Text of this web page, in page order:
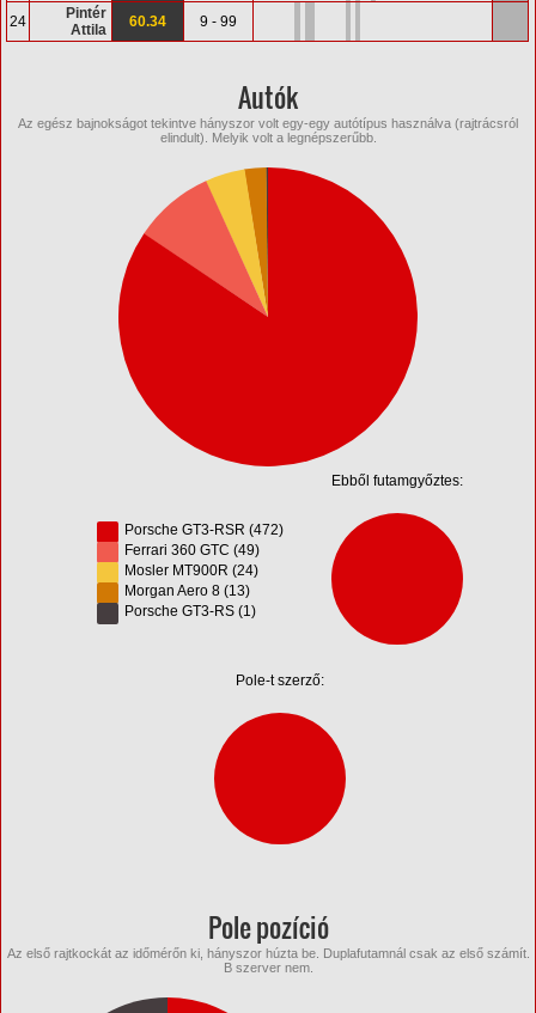
24
Pintér
Attila
60.34 9 - 99
Autók
Az egész bajnokságot tekintve hányszor volt egy-egy autótípus használva (rajtrácsról
elindult). Melyik volt a legnépszerűbb.
Porsche GT3-RSR (472)
Ferrari 360 GTC (49)
Mosler MT900R (24)
Morgan Aero 8 (13)
Porsche GT3-RS (1)
Ebből futamgyőztes:
Pole-t szerző:
Pole pozíció
Az első rajtkockát az időmérőn ki, hányszor húzta be. Duplafutamnál csak az első számít.
B szerver nem.